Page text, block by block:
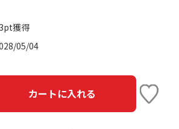
獲得
05/04
カートに入れる